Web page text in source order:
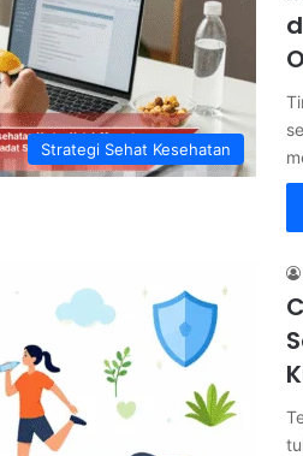
Strategi Sehat Kesehatan